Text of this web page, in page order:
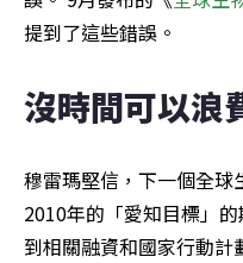
提到了這些錯誤。
沒時間可以浪
穆雷瑪堅信，下一個全球
2010年的「愛知目標」
到相關融資和國家行動